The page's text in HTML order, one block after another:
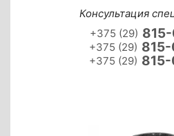
Консультация
+375 (29)
+375 (29) 815-
+375 (29) 815-